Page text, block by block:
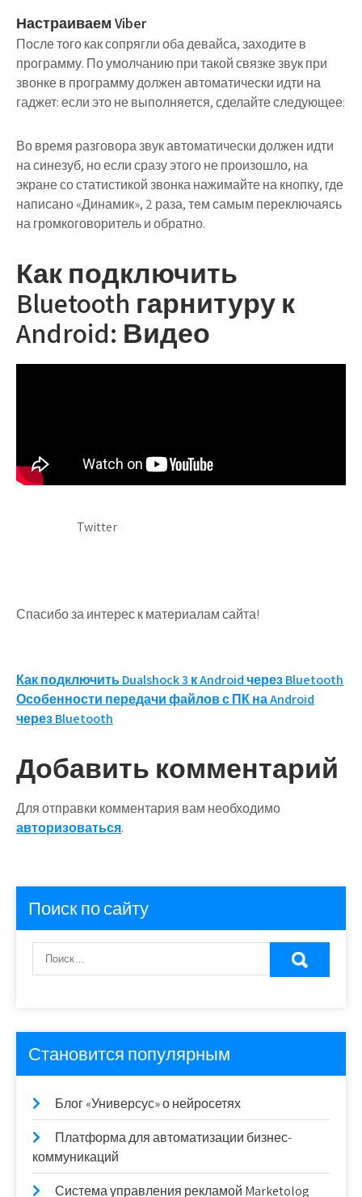
Настраиваем Viber
После того как сопрягли оба девайса, заходите в
программу. По умолчанию при такой связке звук при
звонке в программу должен автоматически идти на
гаджет: если это не выполняется, сделайте следующее:
Во время разговора звук автоматически должен идти
на синезуб, но если сразу этого не произошло, на
экране со статистикой звонка нажимайте на кнопку, где
написано «Динамик», 2 раза, тем самым переключаясь
на громкоговоритель и обратно.
Как подключить
Bluetooth гарнитуру к
Android: Видео
Twitter
Спасибо за интерес к материалам сайта!
Навигация
по
Как подключить Dualshock 3 к Android через Bluetooth
Особенности передачи файлов с ПК на Android
через Bluetooth
Добавить комментарий
Для отправки комментария вам необходимо
авторизоваться.
Поиск по сайту
Становится популярным
Блог «Универсус» о нейросетях
Платформа для автоматизации бизнес-
коммуникаций
Система управления рекламой Marketolog